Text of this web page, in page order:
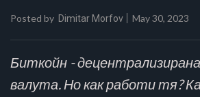
Posted by Dimitar Morfov May 30, 2023
Биткойн -
валута. Но как работи тя?